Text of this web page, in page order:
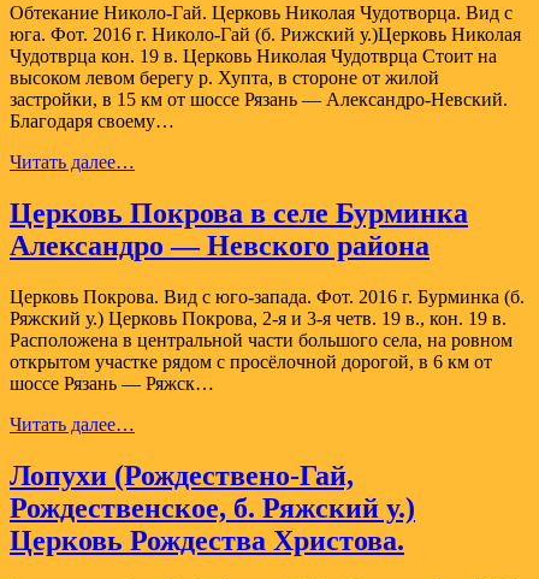
Обтекание Николо-Гай. Церковь Николая Чудотворца. Вид с
юга. Фот. 2016 г. Николо-Гай (б. Рижский у.)Церковь Николая
Чудотврца кон. 19 в. Церковь Николая Чудотврца Стоит на
высоком левом берегу р. Хупта, в стороне от жилой
застройки, в 15 км от шоссе Рязань — Александро-Невский.
Благодаря своему…
Читать далее…
(б.
Рижский
у.)
Николая
Чудотврца
Церковь Покрова в селе Бурминка
Александро — Невского района
Церковь Покрова. Вид с юго-запада. Фот. 2016 г. Бурминка (б.
Ряжский у.) Церковь Покрова, 2-я и 3-я четв. 19 в., кон. 19 в.
Расположена в центральной части большого села, на ровном
открытом участке рядом с просёлочной дорогой, в 6 км от
шоссе Рязань — Ряжск…
Читать далее…
в
селе
Бурминка
Александро
—
Лопухи (Рождествено-Гай,
Рождественское, б. Ряжский у.)
Церковь Рождества Христова.